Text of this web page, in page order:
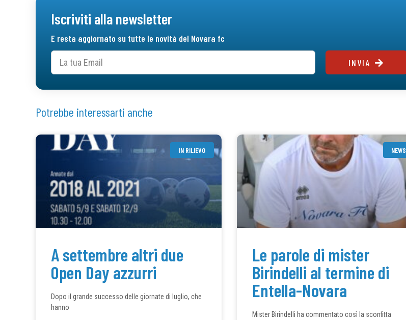
Iscriviti alla newsletter
E resta aggiornato su tutte le novità del Novara fc
INVIA
Potrebbe interessarti anche
IN RILIEVO
A settembre altri due
Open Day azzurri
Dopo il grande successo delle giornate di luglio, che
hanno
NEWS
Le parole di mister
Birindelli al termine di
Entella-Novara
Mister Birindelli ha commentato così la sconfitta